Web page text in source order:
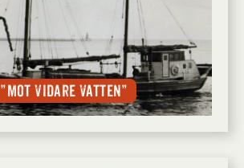
”Mot vidare vatten”